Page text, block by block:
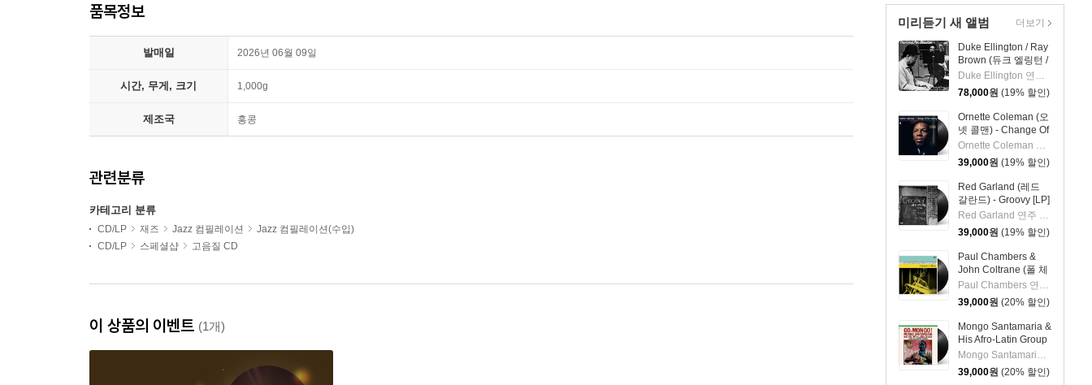
미리듣기 새 앨범
Duke Ellington / Ray
Brown (듀크 엘링턴 /
레이 브라운) - This
One's For Blanton
[LP]
Duke Ellington 연주 외 1명
78,000원 (19% 할인)
Ornette Coleman (오
넷 콜맨) - Change Of
The Century [LP] Ornette Coleman 연주
39,000원 (19% 할인)
Red Garland (레드
갈란드) - Groovy [LP]
Red Garland 연주 외 2명
39,000원 (19% 할인)
Paul Chambers &
John Coltrane (폴 체
임버스 & 존 콜트레
인) - A Jazz
Delegation From the
East: Chamber's
Music [LP]
Paul Chambers 연주 외 1명
39,000원 (20% 할인)
Mongo Santamaria &
His Afro-Latin Group
(몽고 산타마리아 &
히스 아프로 라틴 그
룹) - Go Mongo!
Mongo Santamaria 연주
39,000원 (20% 할인)
더보기
품목정보
발매일 2026년 06월 09일
시간, 무게, 크기 1,000g
제조국 홍콩
관련분류
카테고리 분류
CD/LP 재즈 Jazz 컴필레이션
Jazz 컴필레이션(수입)
CD/LP
스페셜샵 고음질 CD
이 상품의 이벤트 (1개)